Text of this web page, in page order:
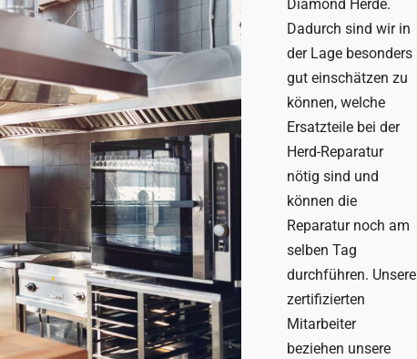
Diamond Herde.
Dadurch sind wir in
der Lage besonders
gut einschätzen zu
können, welche
Ersatzteile bei der
Herd-Reparatur
nötig sind und
können die
Reparatur noch am
selben Tag
durchführen. Unsere
zertifizierten
Mitarbeiter
beziehen unsere